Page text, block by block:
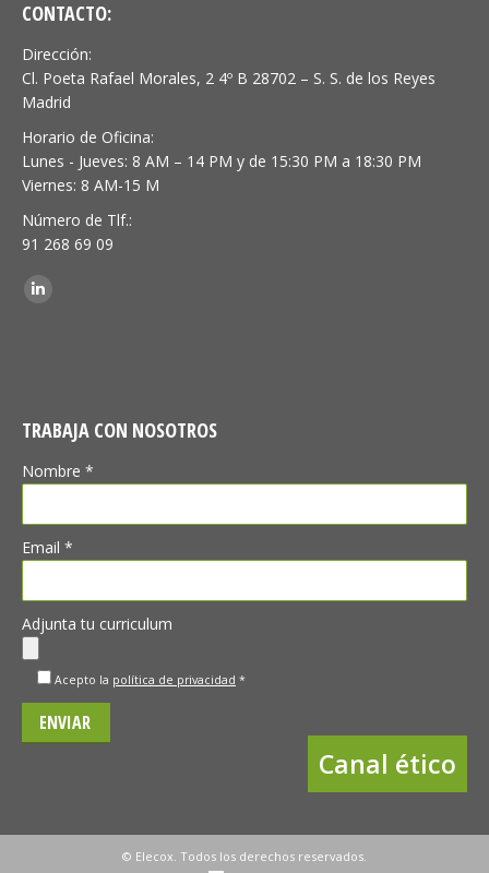
CONTACTO:
Dirección:
Cl. Poeta Rafael Morales, 2 4º B 28702 – S. S. de los Reyes
Madrid
Horario de Oficina:
Lunes - Jueves: 8 AM – 14 PM y de 15:30 PM a 18:30 PM
Viernes: 8 AM-15 M
Número de Tlf.:
91 268 69 09
Encuéntranos en:
Linkedin
TRABAJA CON NOSOTROS
Nombre *
Email *
Adjunta tu curriculum
Acepto la política de privacidad *
Canal ético
© Elecox. Todos los derechos reservados.